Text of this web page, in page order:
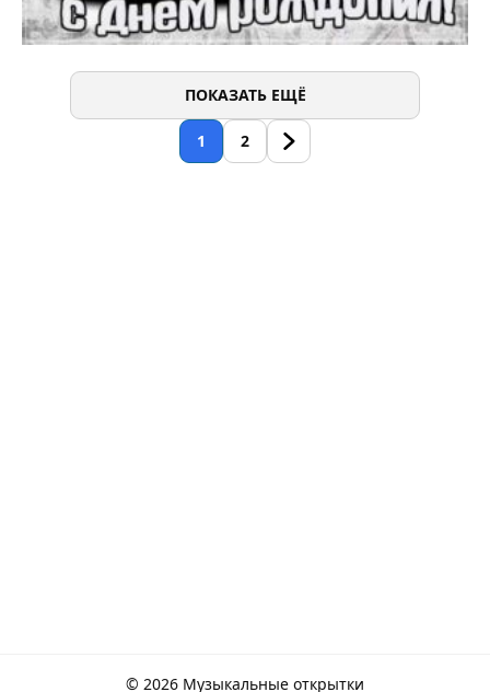
ПОКАЗАТЬ ЕЩЁ
1 2
© 2026 Музыкальные открытки